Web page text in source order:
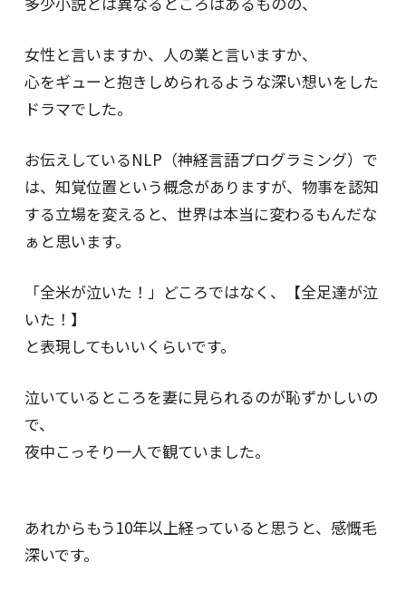
女性と言いますか、人の業と言いますか、
心をギューと抱きしめられるような深い想いをした
ドラマでした。
お伝えしているNLP（神経言語プログラミング）で
は、知覚位置という概念がありますが、物事を認知
する立場を変えると、世界は本当に変わるもんだな
ぁと思います。
「全米が泣いた！」どころではなく、【全足達が泣
いた！】
と表現してもいいくらいです。
泣いているところを妻に見られるのが恥ずかしいの
で、
夜中こっそり一人で観ていました。
あれからもう10年以上経っていると思うと、感慨毛
深いです。